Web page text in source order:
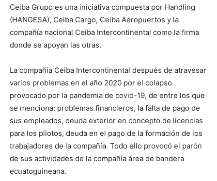
Ceiba Grupo es una iniciativa compuesta por Handling
(HANGESA), Ceiba Cargo, Ceiba Aeropuertos y la
compañía nacional Ceiba Intercontinental como la firma
donde se apoyan las otras.
La compañía Ceiba Intercontinental después de atravesar
varios problemas en el año 2020 por el colapso
provocado por la pandemia de covid-19, de entre los que
se menciona: problemas financieros, la falta de pago de
sus empleados, deuda exterior en concepto de licencias
para los pilotos, deuda en el pago de la formación de los
trabajadores de la compañía. Todo ello provocó el parón
de sus actividades de la compañía área de bandera
ecuatoguineana.